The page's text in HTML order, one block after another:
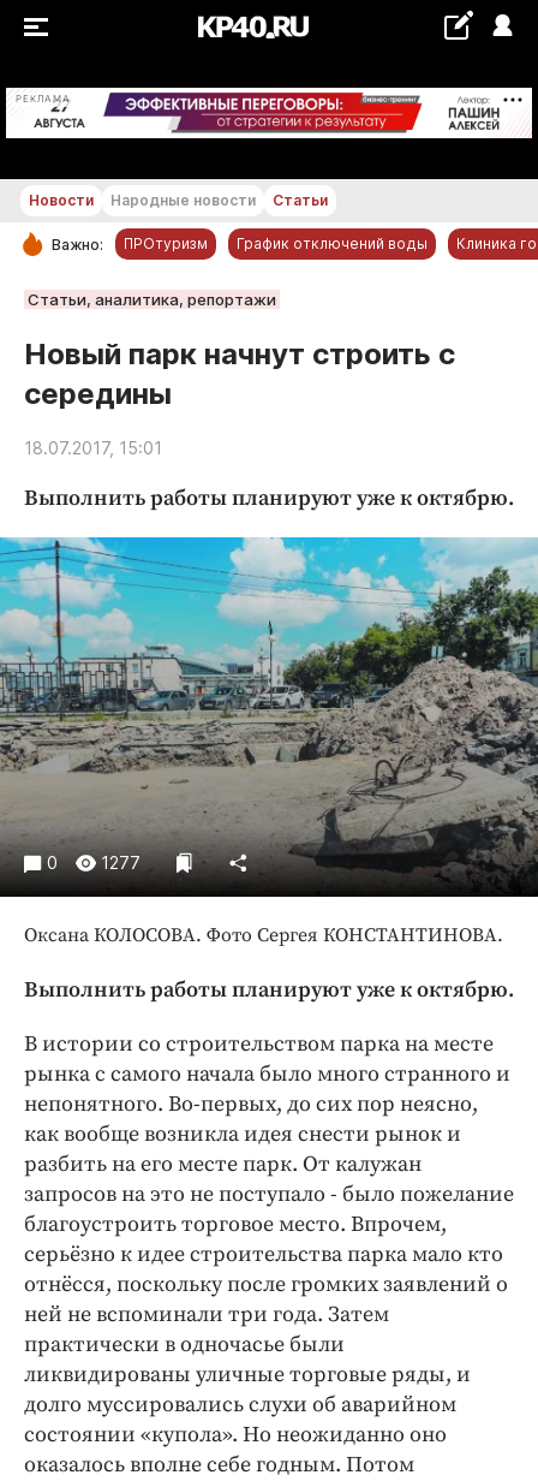
РЕКЛАМА +20...+21 °С
РУБРИКИ
Обнинск
Новости компаний
Статьи
Народные новости
Авто и транспорт
Благоустройство
Криминал
Культура
Недвижимость и ЖКХ
Образование
Общество
Погода
Праздники
Происшествия
Спорт
Экономика и бизнес
ПРОЕКТЫ
Медиаперсона
Интересное чтиво
Клиника года
Бренд года
Работодатель года
Новости Народные новости Статьи
Важно: ПРОтуризм График отключений воды Клиника
Статьи, аналитика, репортажи
Новый парк начнут строить с
середины
18.07.2017, 15:01
Выполнить работы планируют уже к октябрю.
0 1277
Оксана КОЛОСОВА. Фото Сергея КОНСТАНТИНОВА.
Выполнить работы планируют уже к октябрю.
В истории со строительством парка на месте
рынка с самого начала было много странного и
непонятного. Во-первых, до сих пор неясно,
как вообще возникла идея снести рынок и
разбить на его месте парк. От калужан
запросов на это не поступало - было пожелание
благоустроить торговое место. Впрочем,
серьёзно к идее строительства парка мало кто
отнёсся, поскольку после громких заявлений о
ней не вспоминали три года. Затем
практически в одночасье были
ликвидированы уличные торговые ряды, и
долго муссировались слухи об аварийном
состоянии «купола». Но неожиданно оно
оказалось вполне себе годным. Потом